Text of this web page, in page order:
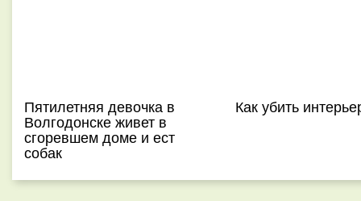
Пятилетняя девочка в
Волгодонске живет в
сгоревшем доме и ест
собак
Как убить